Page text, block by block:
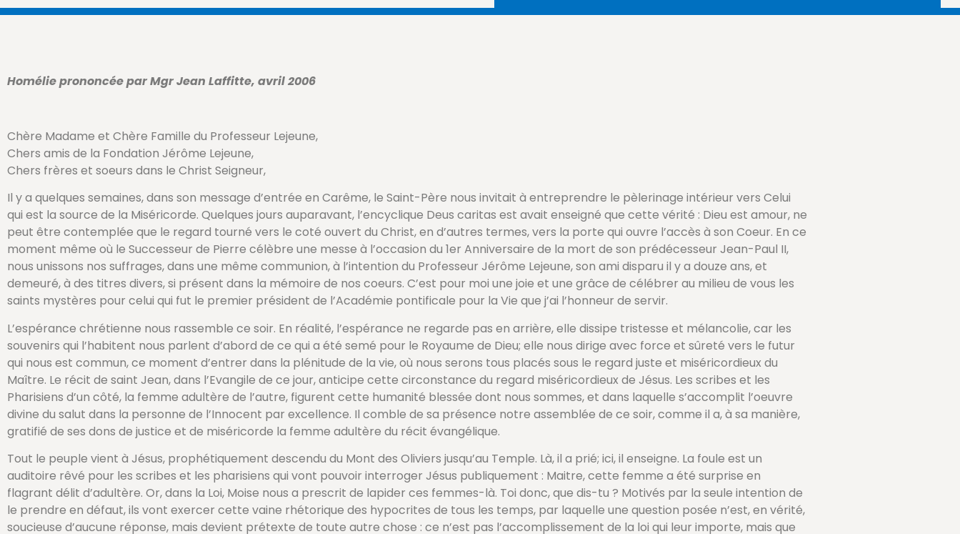
Homélie prononcée par Mgr Jean Laffitte, avril 2006
Chère Madame et Chère Famille du Professeur Lejeune,
Chers amis de la Fondation Jérôme Lejeune,
Chers frères et soeurs dans le Christ Seigneur,
Il y a quelques semaines, dans son message d’entrée en Carême, le Saint-Père nous invitait à entreprendre le pèlerinage intérieur vers Celui
qui est la source de la Miséricorde. Quelques jours auparavant, l’encyclique Deus caritas est avait enseigné que cette vérité : Dieu est amour, ne
peut être contemplée que le regard tourné vers le coté ouvert du Christ, en d’autres termes, vers la porte qui ouvre l’accès à son Coeur. En ce
moment même où le Successeur de Pierre célèbre une messe à l’occasion du 1er Anniversaire de la mort de son prédécesseur Jean-Paul II,
nous unissons nos suffrages, dans une même communion, à l’intention du Professeur Jérôme Lejeune, son ami disparu il y a douze ans, et
demeuré, à des titres divers, si présent dans la mémoire de nos coeurs. C’est pour moi une joie et une grâce de célébrer au milieu de vous les
saints mystères pour celui qui fut le premier président de l’Académie pontificale pour la Vie que j’ai l’honneur de servir.
L’espérance chrétienne nous rassemble ce soir. En réalité, l’espérance ne regarde pas en arrière, elle dissipe tristesse et mélancolie, car les
souvenirs qui l’habitent nous parlent d’abord de ce qui a été semé pour le Royaume de Dieu; elle nous dirige avec force et sûreté vers le futur
qui nous est commun, ce moment d’entrer dans la plénitude de la vie, où nous serons tous placés sous le regard juste et miséricordieux du
Maître. Le récit de saint Jean, dans l’Evangile de ce jour, anticipe cette circonstance du regard miséricordieux de Jésus. Les scribes et les
Pharisiens d’un côté, la femme adultère de l’autre, figurent cette humanité blessée dont nous sommes, et dans laquelle s’accomplit l’oeuvre
divine du salut dans la personne de l’Innocent par excellence. Il comble de sa présence notre assemblée de ce soir, comme il a, à sa manière,
gratifié de ses dons de justice et de miséricorde la femme adultère du récit évangélique.
Tout le peuple vient à Jésus, prophétiquement descendu du Mont des Oliviers jusqu’au Temple. Là, il a prié; ici, il enseigne. La foule est un
auditoire rêvé pour les scribes et les pharisiens qui vont pouvoir interroger Jésus publiquement : Maitre, cette femme a été surprise en
flagrant délit d’adultère. Or, dans la Loi, Moise nous a prescrit de lapider ces femmes-là. Toi donc, que dis-tu ? Motivés par la seule intention de
le prendre en défaut, ils vont exercer cette vaine rhétorique des hypocrites de tous les temps, par laquelle une question posée n’est, en vérité,
soucieuse d’aucune réponse, mais devient prétexte de toute autre chose : ce n’est pas l’accomplissement de la loi qui leur importe, mais que